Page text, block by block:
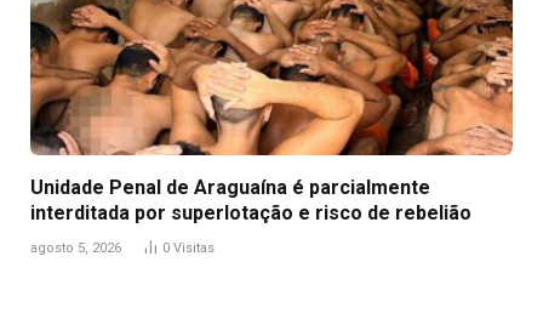
Unidade Penal de Araguaína é parcialmente
interditada por superlotação e risco de rebelião
agosto 5, 2026 0 Visitas